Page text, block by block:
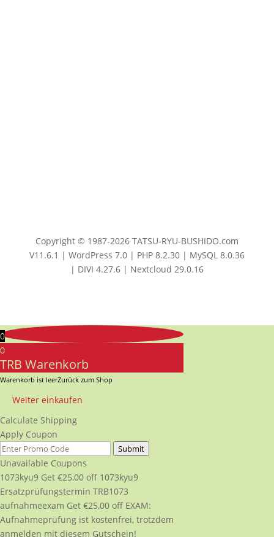
Copyright © 1987-2026 TATSU-RYU-BUSHIDO.com
V11.6.1 | WordPress 7.0 | PHP 8.2.30 | MySQL 8.0.36
| DIVI 4.27.6 | Nextcloud 29.0.16
0
0
TRB Warenkorb
Warenkorb ist leerZurück zum Shop
Weiter einkaufen
Calculate Shipping
Apply Coupon
Submit
Unavailable Coupons
1073kyu9 Get €25,00 off 1073kyu9
Ersatzprüfungstermin TRB1073
aufnahmeexam Get €25,00 off EXAM:
Aufnahmeprüfung ist kostenfrei, trotzdem
anmelden mit diesem Gutschein!